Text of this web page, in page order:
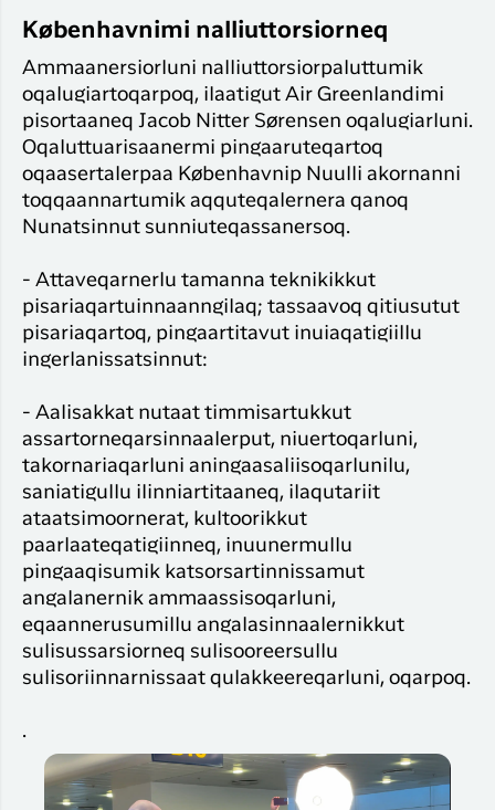
Københavnimi nalliuttorsiorneq
Ammaanersiorluni nalliuttorsiorpaluttumik
oqalugiartoqarpoq, ilaatigut Air Greenlandimi
pisortaaneq Jacob Nitter Sørensen oqalugiarluni.
Oqaluttuarisaanermi pingaaruteqartoq
oqaasertalerpaa Københavnip Nuulli akornanni
toqqaannartumik aqquteqalernera qanoq
Nunatsinnut sunniuteqassanersoq.
- Attaveqarnerlu tamanna teknikikkut
pisariaqartuinnaanngilaq; tassaavoq qitiusutut
pisariaqartoq, pingaartitavut inuiaqatigiillu
ingerlanissatsinnut:
- Aalisakkat nutaat timmisartukkut
assartorneqarsinnaalerput, niuertoqarluni,
takornariaqarluni aningaasaliisoqarlunilu,
saniatigullu ilinniartitaaneq, ilaqutariit
ataatsimoornerat, kultoorikkut
paarlaateqatigiinneq, inuunermullu
pingaaqisumik katsorsartinnissamut
angalanernik ammaassisoqarluni,
eqaannerusumillu angalasinnaalernikkut
sulisussarsiorneq sulisooreersullu
sulisoriinnarnissaat qulakkeereqarluni, oqarpoq.
.